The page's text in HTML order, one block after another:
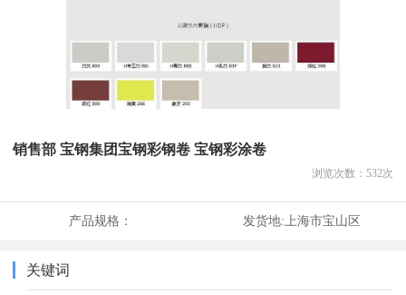
销售部 宝钢集团宝钢彩钢卷 宝钢彩涂卷
浏览次数： 532次
产品规格： 发货地: 上海市宝山区
关键词